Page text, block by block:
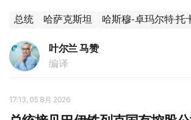
总统 哈萨克斯坦 哈斯穆-卓玛尔特·托
叶尔兰 马赞
编译
17:13, 05 8月 2026